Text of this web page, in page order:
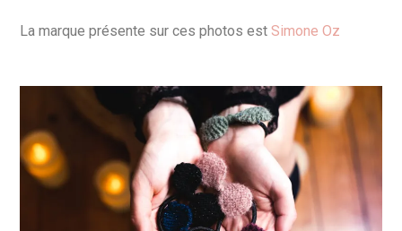
La marque présente sur ces photos est Simone Oz